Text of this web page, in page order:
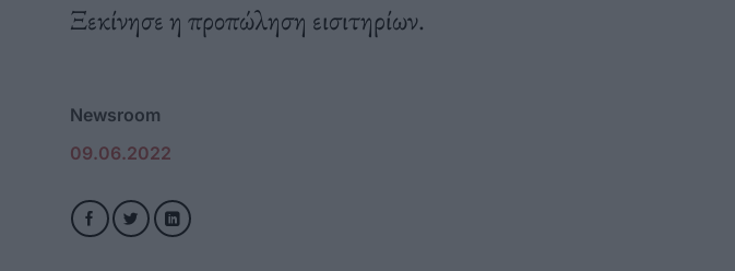
Ξεκίνησε η προπώληση εισιτηρίων.
Newsroom
09.06.2022